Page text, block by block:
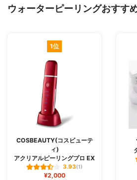
ウォーターピーリングおすす
1位
COSBEAUTY(コスビューテ
ィ)
アクリアルピーリングプロ EX
3.93(1)
¥2,000